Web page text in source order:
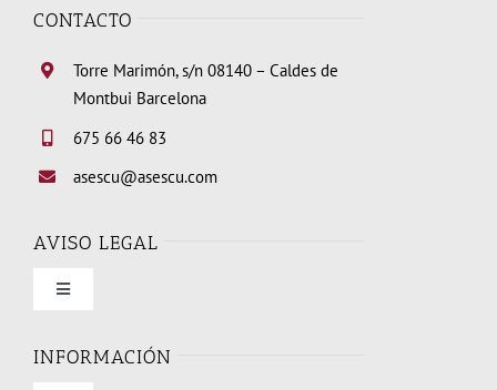
CONTACTO
Torre Marimón, s/n 08140 – Caldes de
Montbui Barcelona
675 66 46 83
asescu@asescu.com
AVISO LEGAL
Toggle
Condiciones de uso
INFORMACIÓN